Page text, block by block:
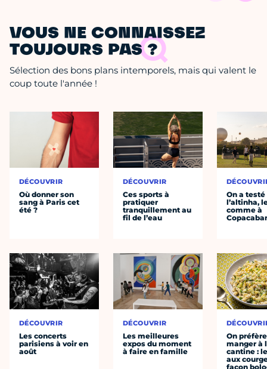
VOUS NE CONNAISSEZ
TOUJOURS PAS ?
Sélection des bons plans intemporels, mais qui valent le
coup toute l'année !
DÉCOUVRIR
Où donner son
sang à Paris cet
été ?
DÉCOUVRIR
Les concerts
parisiens à voir en
août
DÉCOUVRIR
Ces sports à
pratiquer
tranquillement au
fil de l’eau
DÉCOUVRIR
Les meilleures
expos du moment
à faire en famille
On a testé
l’altinha,
comme à
On préfère
manger à
cantine :
aux
façon